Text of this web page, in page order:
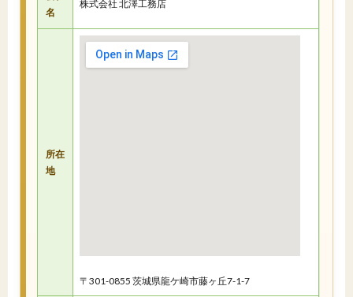
名
株式会社 北澤工務店
所在
地
〒301-0855 茨城県龍ケ崎市藤ヶ丘7-1-7